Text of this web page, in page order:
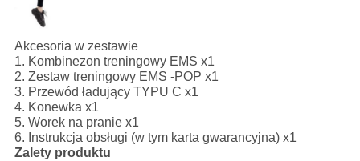
Akcesoria w zestawie
1. Kombinezon treningowy EMS x1
2. Zestaw treningowy EMS -POP x1
3. Przewód ładujący TYPU C x1
4. Konewka x1
5. Worek na pranie x1
6. Instrukcja obsługi (w tym karta gwarancyjna) x1
Zalety produktu